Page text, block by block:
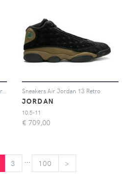
Sneakers Air Jordan 13 Retro
JORDAN
10.5-11
€ 709,00
3 ... 100 >